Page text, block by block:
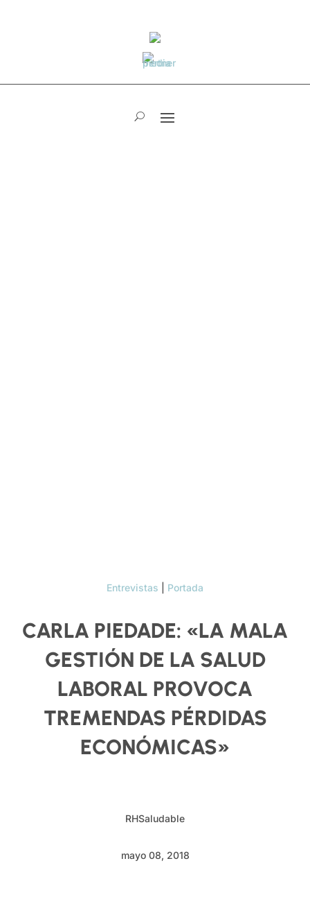
Entrevistas Portada
CARLA PIEDADE: «LA MALA
GESTIÓN DE LA SALUD
LABORAL PROVOCA
TREMENDAS PÉRDIDAS
ECONÓMICAS»
RHSaludable
mayo 08, 2018